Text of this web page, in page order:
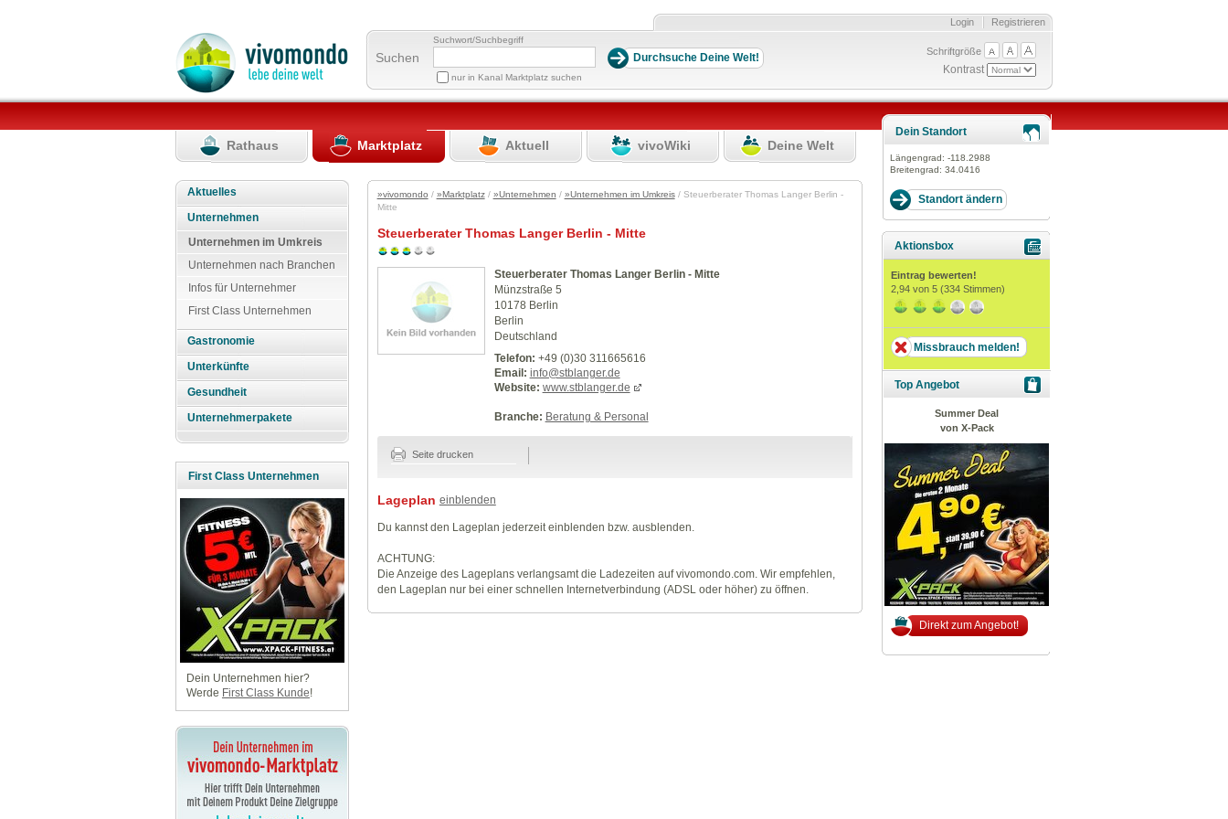
Registrieren
Login
Suchen
Suchwort/Suchbegriff
nur in Kanal Marktplatz suchen
Schriftgröße
Kontrast
Rathaus Marktplatz Aktuell vivoWiki Deine Welt
Aktuelles
Unternehmen
Unternehmen im Umkreis
Unternehmen nach Branchen
Infos für Unternehmer
First Class Unternehmen
Gastronomie
Unterkünfte
Gesundheit
Unternehmerpakete
First Class Unternehmen
Dein Unternehmen hier?
Werde First Class Kunde!
»vivomondo / »Marktplatz/ »Unternehmen / »Unternehmen im Umkreis/ Steuerberater Thomas Langer Berlin -
Mitte
Steuerberater Thomas Langer Berlin - Mitte
Steuerberater Thomas Langer Berlin - Mitte
Münzstraße 5
10178 Berlin
Berlin
Deutschland
Telefon: +49 (0)30 311665616
Email: info@stblanger.de
Website: www.stblanger.de
Branche: Beratung & Personal
Seite drucken
Lageplan einblenden
Du kannst den Lageplan jederzeit einblenden bzw. ausblenden.
ACHTUNG:
Die Anzeige des Lageplans verlangsamt die Ladezeiten auf vivomondo.com. Wir empfehlen,
den Lageplan nur bei einer schnellen Internetverbindung (ADSL oder höher) zu öffnen.
Dein Standort
Längengrad: -118.2988
Breitengrad: 34.0416
Aktionsbox
Eintrag bewerten!
2,94 von 5 (334 Stimmen)
Missbrauch melden!
Top Angebot
Summer Deal
von X-Pack
Direkt zum Angebot!